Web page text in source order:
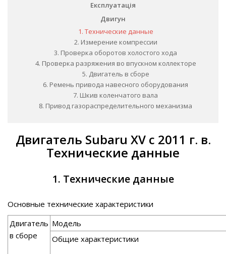
Експлуатація
Двигун
1. Технические данные
2. Измерение компрессии
3. Проверка оборотов холостого хода
4. Проверка разряжения во впускном коллекторе
5. Двигатель в сборе
6. Ремень привода навесного оборудования
7. Шкив коленчатого вала
8. Привод газораспределительного механизма
Двигатель Subaru XV с 2011 г. в.
Технические данные
1. Технические данные
Основные технические характеристики
Двигатель
в сборе
Модель
Общие характеристики